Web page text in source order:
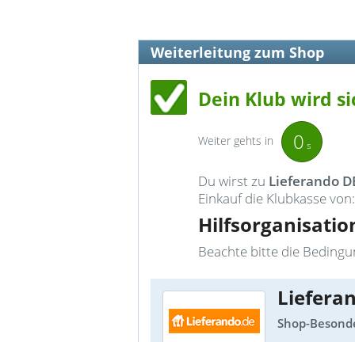
Weiterleitung zum Shop
Dein Klub wird
Weiter gehts in 0 s
Du wirst zu Lieferando
Einkauf die Klubkasse von:
Beachte bitte die
Shop-